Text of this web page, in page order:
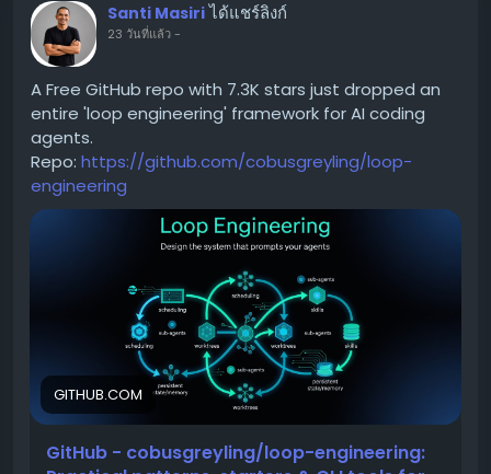
โหลดคลิป แตกเฟรม อ่านเสียง แล้วตอบจากภาพในจอ
ไม่ใช่เดาจากชื่อคลิป
.
[2] notebooklm-py :
โยนงาน research หนักๆ ให้ NotebookLM คิดฝั่ง Google
แล้วดึงแต่คำตอบกลับมา ประหยัด token แบบเห็นผล
( อันนี้ยังไม่ลอง แต่เห็นคนอื่นทำแล้วเจ๋งดี555)
.
[3] graphify :
แปลงทั้งโปรเจกต์เป็น knowledge graph ที่ถามได้เลย
ไม่ต้องให้ Claude ไล่อ่านไฟล์ใหม่ทุก session
(ในสไลด์คือโฟลเดอร์งานของผมเอง 235 nodes )
[4] impeccable :
ช่วยเราทำเว็บใไ้มีดีไซต์ไม่เหมือน AI ทำ
เหมือนมี design director นั่งข้างๆ
[5] ponytail :
บังคับ Claude เขียนโค้ดแบบขี้เกียจ
Santi Masiri ได้แชร์ลิงก์
23 วันที่แล้ว-
A Free GitHub repo with 7.3K stars just dropped an
entire 'loop engineering' framework for AI coding
agents.
Repo: https://github.com/cobusgreyling/loop-
engineering
GITHUB.COM
GitHub - cobusgreyling/loop-engineering: